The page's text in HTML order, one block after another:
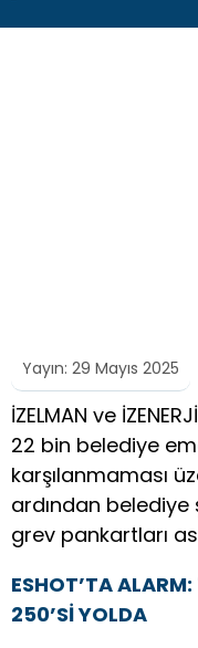
Yayın: 29 Mayıs 2025
İZELMAN ve
22 bin belediye
karşılanmaması
ardından
grev pankartları
ESHOT’TA
250’Sİ YOLDA